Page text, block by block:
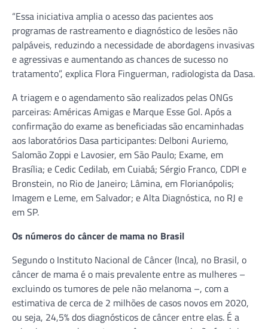
“Essa iniciativa amplia o acesso das pacientes aos
programas de rastreamento e diagnóstico de lesões não
palpáveis, reduzindo a necessidade de abordagens invasivas
e agressivas e aumentando as chances de sucesso no
tratamento”, explica Flora Finguerman, radiologista da Dasa.
A triagem e o agendamento são realizados pelas ONGs
parceiras: Américas Amigas e Marque Esse Gol. Após a
confirmação do exame as beneficiadas são encaminhadas
aos laboratórios Dasa participantes: Delboni Auriemo,
Salomão Zoppi e Lavosier, em São Paulo; Exame, em
Brasília; e Cedic Cedilab, em Cuiabá; Sérgio Franco, CDPI e
Bronstein, no Rio de Janeiro; Lâmina, em Florianópolis;
Imagem e Leme, em Salvador; e Alta Diagnóstica, no RJ e
em SP.
Os números do câncer de mama no Brasil
Segundo o Instituto Nacional de Câncer (Inca), no Brasil, o
câncer de mama é o mais prevalente entre as mulheres –
excluindo os tumores de pele não melanoma –, com a
estimativa de cerca de 2 milhões de casos novos em 2020,
ou seja, 24,5% dos diagnósticos de câncer entre elas. É a